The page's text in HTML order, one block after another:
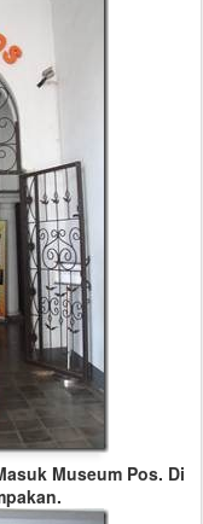
Museum Pos. Di